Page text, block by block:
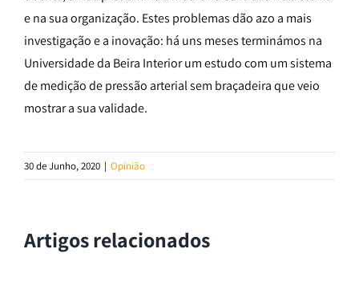
e na sua organização. Estes problemas dão azo a mais
investigação e a inovação: há uns meses terminámos na
Universidade da Beira Interior um estudo com um sistema
de medição de pressão arterial sem braçadeira que veio
mostrar a sua validade.
30 de Junho, 2020 | Opinião
Artigos relacionados